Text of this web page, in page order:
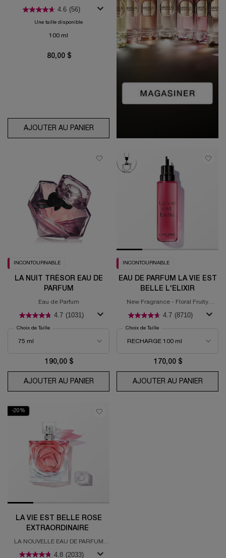
4.6 (56)
Une taille disponible
100 ml
80,00 $
AJOUTER AU PANIERÔ OUI EAU DE TOILETTE
INCONTOURNABLE
LA NUIT TRÉSOR EAU DE
PARFUM
Eau de Parfum
4.7 (1031)
Choix de Taille
190,00 $
AJOUTER AU PANIERLA NUIT TRÉSOR EAU DE PARFUM
INCONTOURNABLE
EAU DE PARFUM LA VIE EST
BELLE L'ELIXIR
New Fragrance - Floral Fruity
4.7 (8710)
Choix de Taille
170,00 $
AJOUTER AU PANIEREAU
-20%
LA VIE EST BELLE ROSE
EXTRAORDINAIRE
LA NOUVELLE EAU DE PARFUM
4.8 (2033)